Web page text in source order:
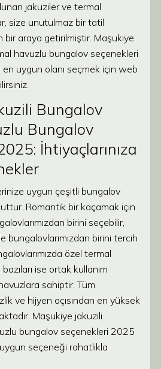
jakuziler ve termal
size unutulmaz bir tatil
bir araya getirilmiştir. Maşukiye
havuzlu bungalov seçenekleri
uygun olanı seçmek için web
Bungalov
Bungalov
İhtiyaçlarınıza
uygun çeşitli bungalov
Romantik bir kaçamak için
birini seçebilir,
bungalovlarımızdan birini tercih
özel termal
ise ortak kullanım
sahiptir. Tüm
ve hijyen açısından en yüksek
Maşukiye jakuzili
bungalov seçenekleri 2025
seçeneği rahatlıkla